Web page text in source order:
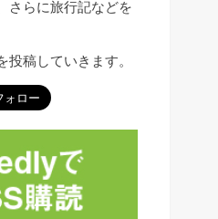
さらに旅行記などを
投稿していきます。